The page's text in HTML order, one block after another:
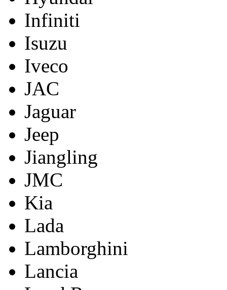
Infiniti
Isuzu
Iveco
JAC
Jaguar
Jeep
Jiangling
JMC
Kia
Lada
Lamborghini
Lancia